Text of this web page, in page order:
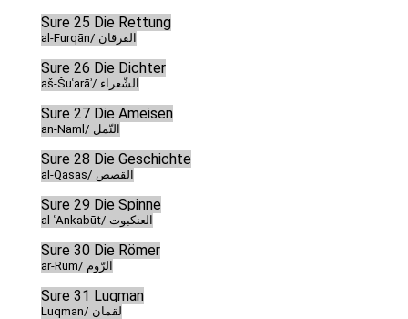
Sure 25 Die Rettung
al-Furqān/ الفرقان
Sure 26 Die Dichter
aš-Šuʿarāʾ/ الشّعراء
Sure 27 Die Ameisen
an-Naml/ النّمل
Sure 28 Die Geschichte
al-Qaṣaṣ/ القصص
Sure 29 Die Spinne
al-ʿAnkabūt/ العنكبوت
Sure 30 Die Römer
ar-Rūm/ الرّوم
Sure 31 Luqman
Luqman/ لقمان